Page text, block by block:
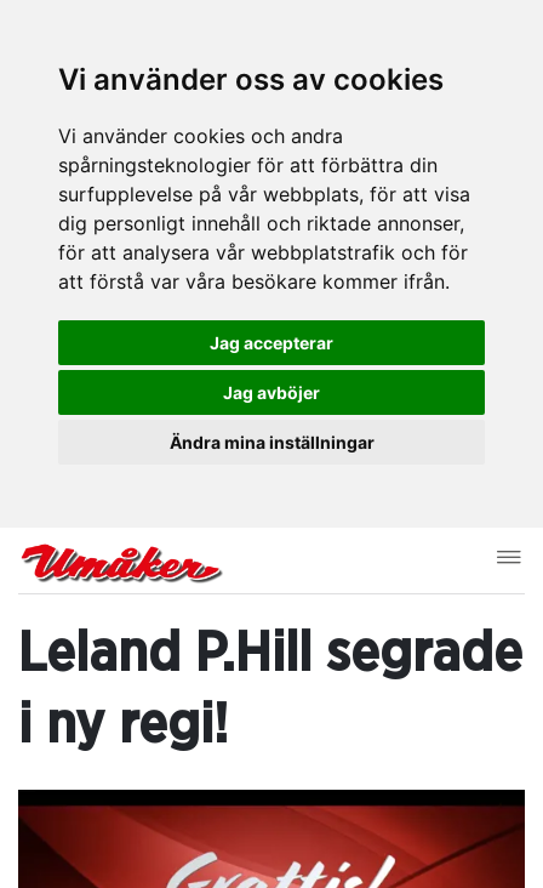
Vi använder oss av cookies
Vi använder cookies och andra
spårningsteknologier för att förbättra din
surfupplevelse på vår webbplats, för att visa
dig personligt innehåll och riktade annonser,
för att analysera vår webbplatstrafik och för
att förstå var våra besökare kommer ifrån.
Jag accepterar
Jag avböjer
Ändra mina inställningar
Leland P.Hill segrade
i ny regi!